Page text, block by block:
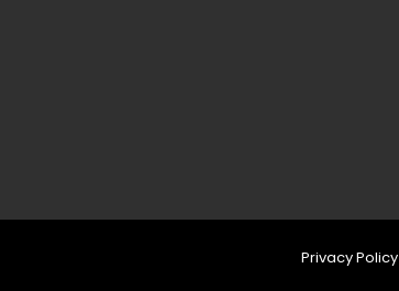
Privacy Policy